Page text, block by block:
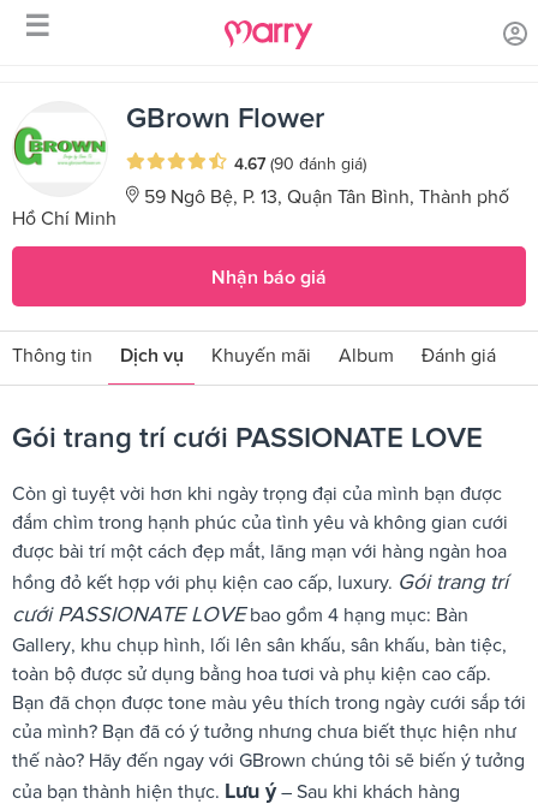
☰
Trang chủ Sản phẩm dịch vụ /
Gói trang trí cưới PASSIONATE
GBrown Flower
4.67 (90 đánh giá)
59 Ngô Bệ, P. 13, Quận Tân Bình, Thành phố
Hồ Chí Minh
Nhận báo giá
Thông tin Dịch vụ Khuyến mãi Album Đánh giá
Gói trang trí cưới PASSIONATE LOVE
Còn gì tuyệt vời hơn khi ngày trọng đại của mình bạn được
đắm chìm trong hạnh phúc của tình yêu và không gian cưới
được bài trí một cách đẹp mắt, lãng mạn với hàng ngàn hoa
hồng đỏ kết hợp với phụ kiện cao cấp, luxury. Gói trang trí
cưới PASSIONATE LOVEbao gồm 4 hạng mục: Bàn
Gallery, khu chụp hình, lối lên sân khấu, sân khấu, bàn tiệc,
toàn bộ được sử dụng bằng hoa tươi và phụ kiện cao cấp.
Bạn đã chọn được tone màu yêu thích trong ngày cưới sắp tới
của mình? Bạn đã có ý tưởng nhưng chưa biết thực hiện như
thế nào? Hãy đến ngay với GBrown chúng tôi sẽ biến ý tưởng
của bạn thành hiện thực. Lưu ý– Sau khi khách hàng